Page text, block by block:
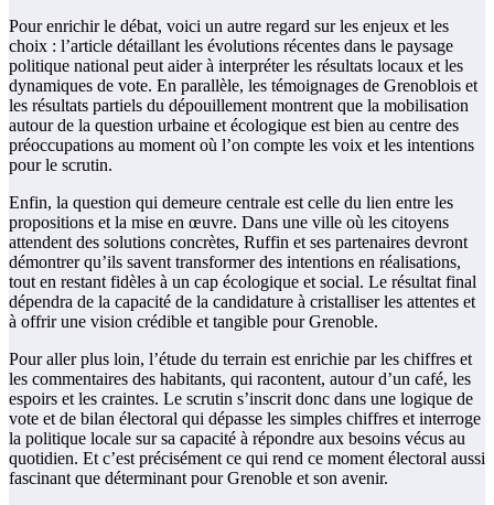
Pour enrichir le débat, voici un autre regard sur les enjeux et les
choix : l’article détaillant les évolutions récentes dans le paysage
politique national peut aider à interpréter les résultats locaux et les
dynamiques de vote. En parallèle, les témoignages de Grenoblois et
les résultats partiels du dépouillement montrent que la mobilisation
autour de la question urbaine et écologique est bien au centre des
préoccupations au moment où l’on compte les voix et les intentions
pour le scrutin.
Enfin, la question qui demeure centrale est celle du lien entre les
propositions et la mise en œuvre. Dans une ville où les citoyens
attendent des solutions concrètes, Ruffin et ses partenaires devront
démontrer qu’ils savent transformer des intentions en réalisations,
tout en restant fidèles à un cap écologique et social. Le résultat final
dépendra de la capacité de la candidature à cristalliser les attentes et
à offrir une vision crédible et tangible pour Grenoble.
Pour aller plus loin, l’étude du terrain est enrichie par les chiffres et
les commentaires des habitants, qui racontent, autour d’un café, les
espoirs et les craintes. Le scrutin s’inscrit donc dans une logique de
vote et de bilan électoral qui dépasse les simples chiffres et interroge
la politique locale sur sa capacité à répondre aux besoins vécus au
quotidien. Et c’est précisément ce qui rend ce moment électoral aussi
fascinant que déterminant pour Grenoble et son avenir.